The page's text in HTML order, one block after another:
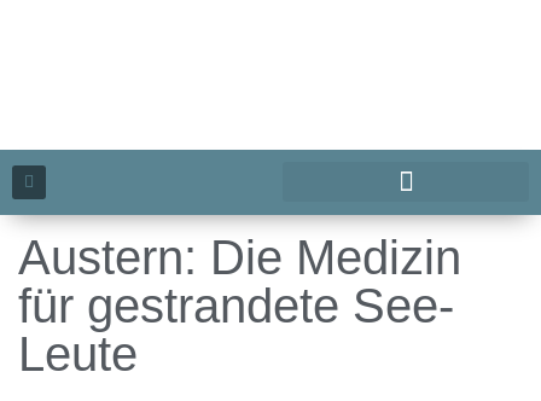
Austern: Die Medizin
für gestrandete See-
Leute